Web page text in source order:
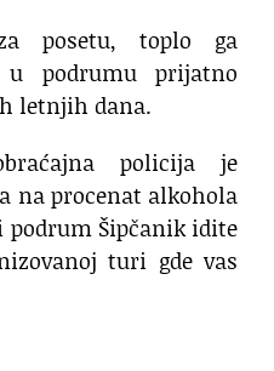
posetu, toplo ga
podrumu prijatno
letnjih dana.
policija je
na procenat alkohola
Šipčanik idite
turi gde vas